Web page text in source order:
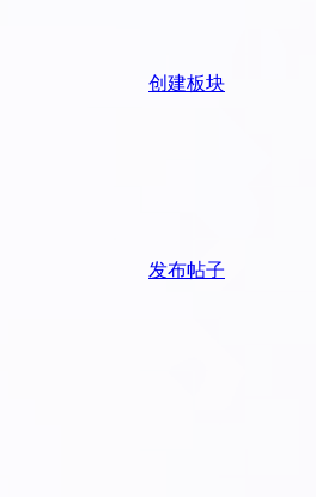
创建板块
发布帖子